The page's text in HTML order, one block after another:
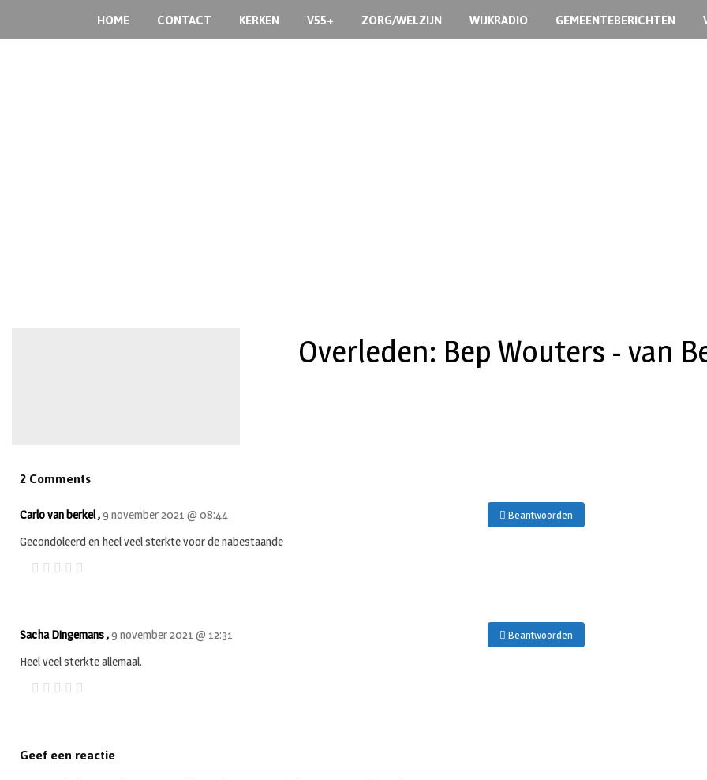
HOME CONTACT KERKEN V55+ ZORG/WELZIJN WIJKRADIO GEMEENTEBERICHTEN
Overleden: Bep Wouters - van
2 Comments
Beantwoorden
Carlo van berkel ,9 november 2021 @ 08:44
Gecondoleerd en heel veel sterkte voor de nabestaande
Beantwoorden
Sacha Dingemans ,9 november 2021 @ 12:31
Heel veel sterkte allemaal.
Geef een reactie